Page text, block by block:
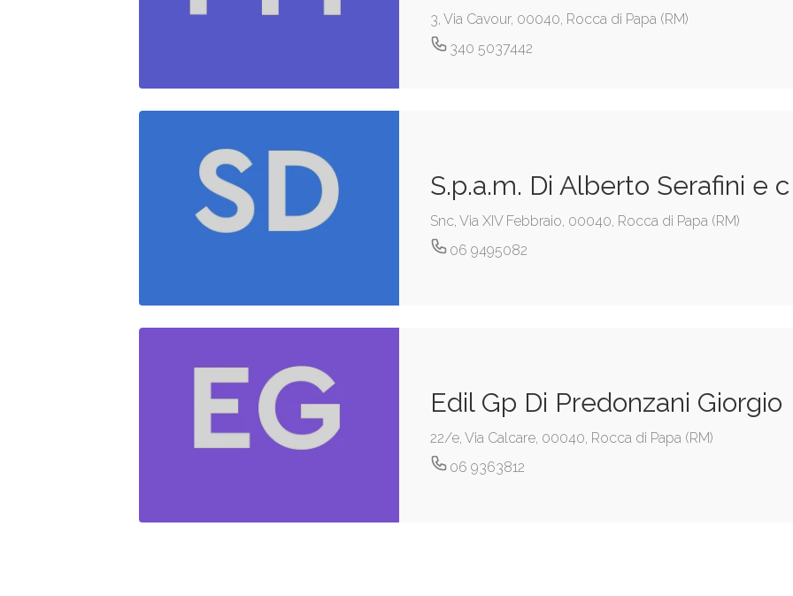
3, Via Cavour, 00040, Rocca di Papa (RM)
340 5037442
S.p.a.m. Di Alberto Serafini e c
Snc, Via XIV Febbraio, 00040, Rocca di Papa (RM)
06 9495082
Edil Gp Di Predonzani Giorgio
22/e, Via Calcare, 00040, Rocca di Papa (RM)
06 9363812